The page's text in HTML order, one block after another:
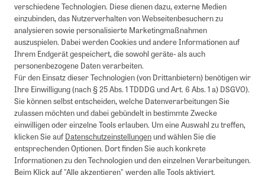
verschiedene Technologien. Diese dienen dazu, externe Medien
einzubinden, das Nutzerverhalten von Webseitenbesuchern zu
analysieren sowie personalisierte Marketingmaßnahmen
auszuspielen. Dabei werden Cookies und andere Informationen auf
Ihrem Endgerät gespeichert, die sowohl geräte- als auch
personenbezogene Daten verarbeiten.
Für den Einsatz dieser Technologien (von Drittanbietern) benötigen wir
Ihre Einwilligung (nach § 25 Abs. 1 TDDDG und Art. 6 Abs. 1 a) DSGVO).
Sie können selbst entscheiden, welche Datenverarbeitungen Sie
zulassen möchten und dabei gebündelt in bestimmte Zwecke
einwilligen oder einzelne Tools erlauben. Um eine Auswahl zu treffen,
klicken Sie aufDatenschutzeinstellungenund wählen Sie die
entsprechenden Optionen. Dort finden Sie auch konkrete
Informationen zu den Technologien und den einzelnen Verarbeitungen.
Beim Klick auf "Alle akzeptieren" werden alle Tools aktiviert.